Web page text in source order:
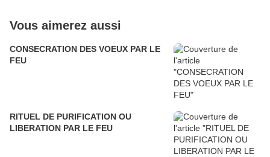
Vous aimerez aussi
CONSECRATION DES VOEUX PAR LE
FEU
RITUEL DE PURIFICATION OU
LIBERATION PAR LE FEU